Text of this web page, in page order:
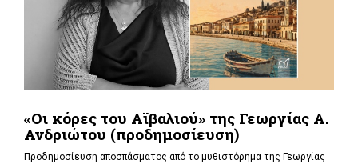
«Οι κόρες του Αϊβαλιού» της Γεωργίας Α.
Ανδριώτου (προδημοσίευση)
Προδημοσίευση αποσπάσματος από το μυθιστόρημα της Γεωργίας